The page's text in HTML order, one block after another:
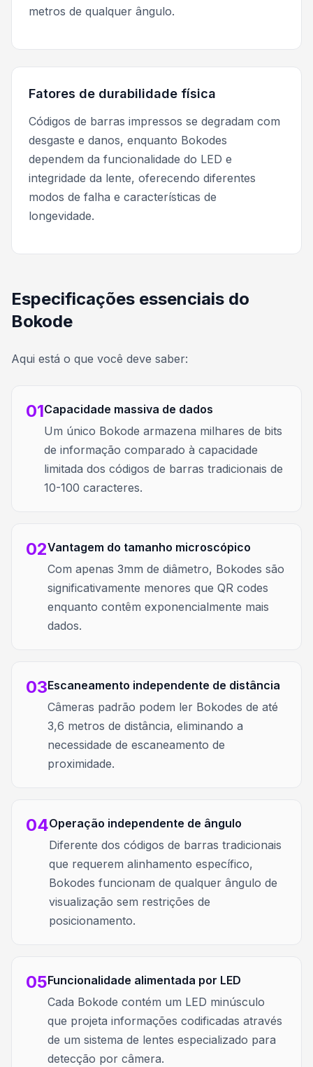
metros de qualquer ângulo.
Fatores de durabilidade física
Códigos de barras impressos se degradam com
desgaste e danos, enquanto Bokodes
dependem da funcionalidade do LED e
integridade da lente, oferecendo diferentes
modos de falha e características de
longevidade.
Especificações essenciais do
Bokode
Aqui está o que você deve saber:
01Capacidade massiva de dados
Um único Bokode armazena milhares de bits
de informação comparado à capacidade
limitada dos códigos de barras tradicionais de
10-100 caracteres.
02Vantagem do tamanho microscópico
Com apenas 3mm de diâmetro, Bokodes são
significativamente menores que QR codes
enquanto contêm exponencialmente mais
dados.
03Escaneamento independente de distância
Câmeras padrão podem ler Bokodes de até
3,6 metros de distância, eliminando a
necessidade de escaneamento de
proximidade.
04Operação independente de ângulo
Diferente dos códigos de barras tradicionais
que requerem alinhamento específico,
Bokodes funcionam de qualquer ângulo de
visualização sem restrições de
posicionamento.
05Funcionalidade alimentada por LED
Cada Bokode contém um LED minúsculo
que projeta informações codificadas através
de um sistema de lentes especializado para
detecção por câmera.